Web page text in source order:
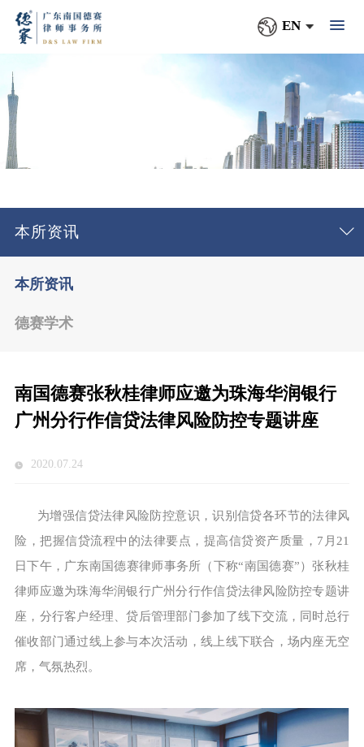
EN
本所资讯
本所资讯
德赛学术
南国德赛张秋桂律师应邀为珠海华润银行
广州分行作信贷法律风险防控专题讲座
2020.07.24
为增强信贷法律风险防控意识，识别信贷各环节的法律风
险，把握信贷流程中的法律要点，提高信贷资产质量，7月21
日下午，广东南国德赛律师事务所（下称“南国德赛”）张秋桂
律师应邀为珠海华润银行广州分行作信贷法律风险防控专题讲
座，分行客户经理、贷后管理部门参加了线下交流，同时总行
催收部门通过线上参与本次活动，线上线下联合，场内座无空
席，气氛热烈。